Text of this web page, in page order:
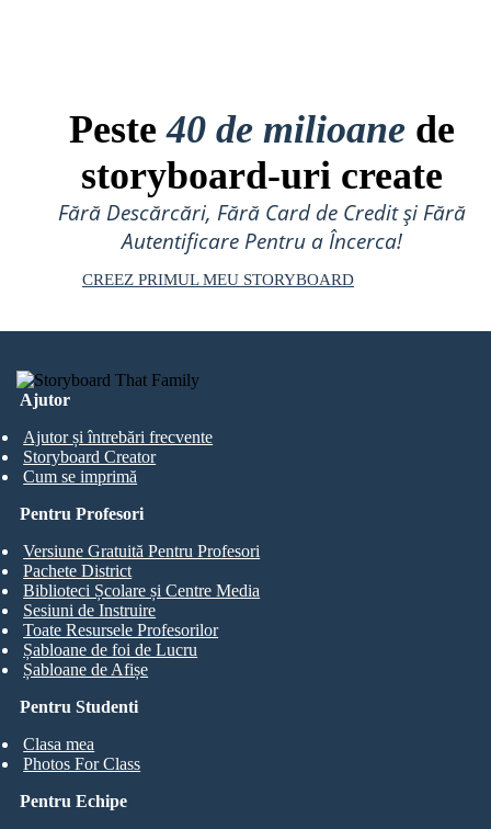
Peste40 de milioane de
storyboard-uri create
Fără Descărcări, Fără Card de Credit și Fără
Autentificare Pentru a Încerca!
CREEZ PRIMUL MEU STORYBOARD
Ajutor
Ajutor și întrebări frecvente
Storyboard Creator
Cum se imprimă
Pentru Studenti
Clasa mea
Photos For Class
Pentru Profesori
Versiune Gratuită Pentru Profesori
Pachete District
Biblioteci Școlare și Centre Media
Sesiuni de Instruire
Toate Resursele Profesorilor
Șabloane de foi de Lucru
Șabloane de Afișe
Pentru Echipe